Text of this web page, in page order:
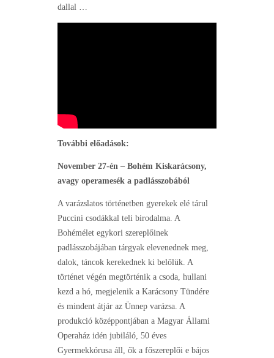
dallal …
További előadások:
November 27-én – Bohém Kiskarácsony,
avagy operamesék a padlásszobából
A varázslatos történetben gyerekek elé tárul
Puccini csodákkal teli birodalma. A
Bohémélet egykori szereplőinek
padlásszobájában tárgyak elevenednek meg,
dalok, táncok kerekednek ki belőlük. A
történet végén megtörténik a csoda, hullani
kezd a hó, megjelenik a Karácsony Tündére
és mindent átjár az Ünnep varázsa. A
produkció középpontjában a Magyar Állami
Operaház idén jubiláló, 50 éves
Gyermekkórusa áll, ők a főszereplői e bájos